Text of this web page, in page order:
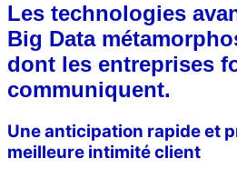
Les technologies
Big Data
dont les entreprises
communiquent.
Une anticipation rapide et
meilleure intimité client